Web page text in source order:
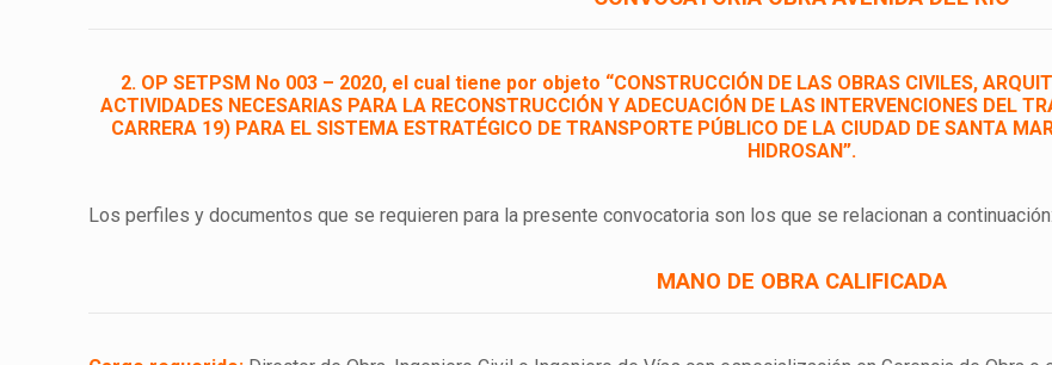
2. OP SETPSM No 003 – 2020, el cual tiene por objeto “CONSTRUCCIÓN DE LAS OBRAS CIVILES,
ACTIVIDADES NECESARIAS PARA LA RECONSTRUCCIÓN Y ADECUACIÓN DE LAS INTERVENCIONES DEL
CARRERA 19) PARA EL SISTEMA ESTRATÉGICO DE TRANSPORTE PÚBLICO DE LA CIUDAD DE SANTA
HIDROSAN”.
Los perfiles y documentos que se requieren para la presente convocatoria son los que se relacionan a continuación:
MANO DE OBRA CALIFICADA